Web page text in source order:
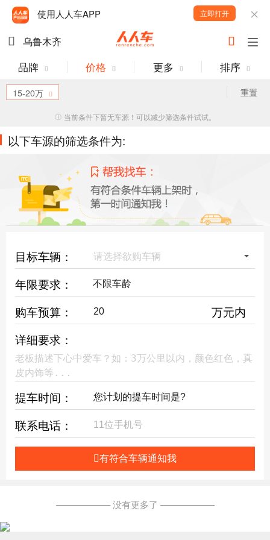
使用人人车APP 立即打开
乌鲁木齐
品牌 价格 更多 排序
重置
15-20万
当前条件下暂无车源！可以减少筛选条件试试。
以下车源的筛选条件为:
目标车辆： 请选择欲购车辆
年限要求：
购车预算：
万元内
详细要求：
提车时间：
联系电话：
有符合车辆通知我
—————— 没有更多了 ——————